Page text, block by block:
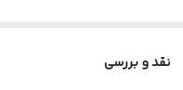
نقد و بررسی